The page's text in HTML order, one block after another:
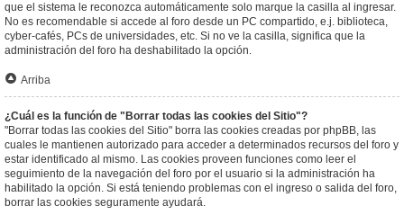
que el sistema le reconozca automáticamente solo marque la casilla al ingresar.
No es recomendable si accede al foro desde un PC compartido, e.j. biblioteca,
cyber-cafés, PCs de universidades, etc. Si no ve la casilla, significa que la
administración del foro ha deshabilitado la opción.
Arriba
¿Cuál es la función de "Borrar todas las cookies del Sitio"?
"Borrar todas las cookies del Sitio" borra las cookies creadas por phpBB, las
cuales le mantienen autorizado para acceder a determinados recursos del foro y
estar identificado al mismo. Las cookies proveen funciones como leer el
seguimiento de la navegación del foro por el usuario si la administración ha
habilitado la opción. Si está teniendo problemas con el ingreso o salida del foro,
borrar las cookies seguramente ayudará.